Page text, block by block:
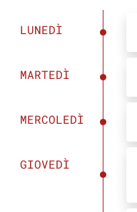
LUNEDÌ
MARTEDÌ
MERCOLEDÌ
GIOVEDÌ